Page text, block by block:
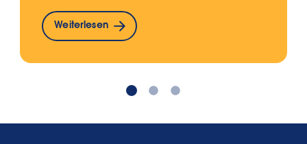
Weiterlesen